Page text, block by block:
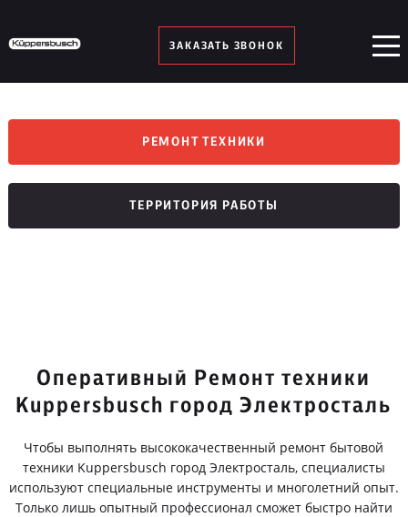
ЗАКАЗАТЬ ЗВОНОК
РЕМОНТ ТЕХНИКИ
ТЕРРИТОРИЯ РАБОТЫ
Оперативный Ремонт техники
Kuppersbusch город Электросталь
Чтобы выполнять высококачественный ремонт бытовой
техники Kuppersbusch город Электросталь, специалисты
используют специальные инструменты и многолетний опыт.
Только лишь опытный профессионал сможет быстро найти